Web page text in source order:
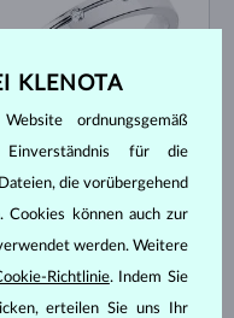
1 127 €
KLENOTA
ordnungsgemäß
für die
die vorübergehend
können auch zur
werden. Weitere
Richtlinie. Indem Sie
erteilen Sie uns Ihr